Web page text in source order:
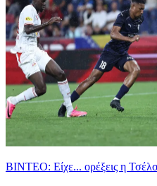
BINTEO: Είχε... ορέξεις η